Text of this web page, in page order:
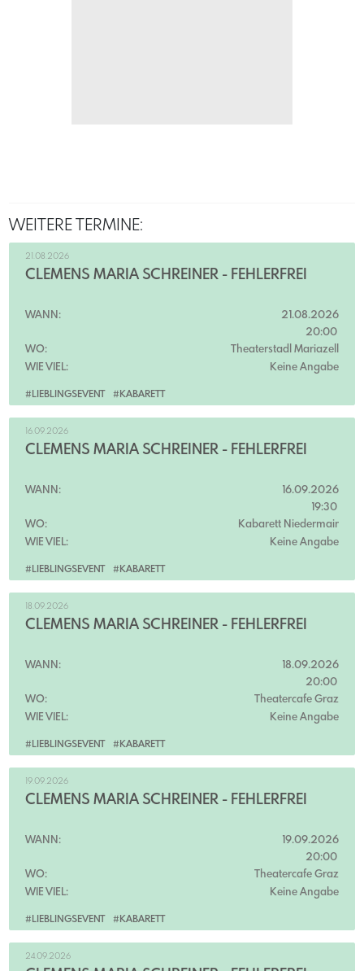
WEITERE TERMINE:
#LIEBLINGSEVENT #KABARETT
21.08.2026
CLEMENS MARIA SCHREINER - FEHLERFREI
WANN:
21.08.2026
20:00
WO:
Theaterstadl Mariazell
WIE VIEL:
Keine Angabe
#LIEBLINGSEVENT #KABARETT
16.09.2026
CLEMENS MARIA SCHREINER - FEHLERFREI
WANN:
16.09.2026
19:30
WO:
Kabarett Niedermair
WIE VIEL:
Keine Angabe
#LIEBLINGSEVENT #KABARETT
18.09.2026
CLEMENS MARIA SCHREINER - FEHLERFREI
WANN:
18.09.2026
20:00
WO:
Theatercafe Graz
WIE VIEL:
Keine Angabe
#LIEBLINGSEVENT #KABARETT
19.09.2026
CLEMENS MARIA SCHREINER - FEHLERFREI
WANN:
19.09.2026
20:00
WO:
Theatercafe Graz
WIE VIEL:
Keine Angabe
24.09.2026